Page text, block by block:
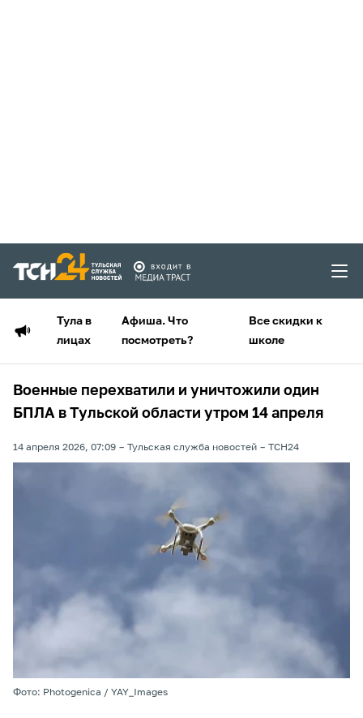
Тула в
лицах
Афиша. Что
посмотреть?
Все скидки к
школе
Военные перехватили и уничтожили один
БПЛА в Тульской области утром 14 апреля
14 апреля 2026, 07:09 Тульская служба новостей ТСН24
Фото: Photogenica / YAY_Images